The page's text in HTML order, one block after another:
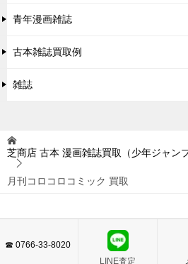
青年漫画雑誌
古本雑誌買取例
雑誌
芝商店 古本 漫画雑誌買取（少年ジャン
月刊コロコロコミック 買取
© 2014 芝商店 古本 漫画雑誌買取（少年ジャ
☎ 0766-33-8020
LINE査定